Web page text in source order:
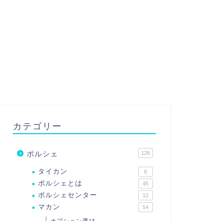
カテゴリー
ポルシェ 126
タイカン 6
ポルシェとは 45
ポルシェセンター 12
マカン 54